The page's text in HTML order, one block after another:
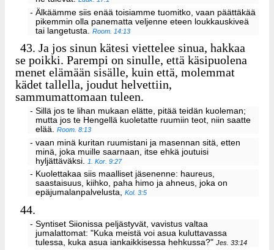
- Älkäämme siis enää toisiamme tuomitko, vaan päättäkää
pikemmin olla panematta veljenne eteen loukkauskiveä
tai langetusta.Room. 14:13
43. Ja jos sinun kätesi viettelee sinua, hakkaa
se poikki. Parempi on sinulle, että käsipuolena
menet elämään sisälle, kuin että, molemmat
kädet tallella, joudut helvettiin,
sammumattomaan tuleen.
- Sillä jos te lihan mukaan elätte, pitää teidän kuoleman;
mutta jos te Hengellä kuoletatte ruumiin teot, niin saatte
elää.Room. 8:13
- vaan minä kuritan ruumistani ja masennan sitä, etten
minä, joka muille saarnaan, itse ehkä joutuisi
hyljättäväksi.
1. Kor. 9:27
- Kuolettakaa siis maalliset jäsenenne: haureus,
saastaisuus, kiihko, paha himo ja ahneus, joka on
epäjumalanpalvelusta,Kol. 3:5
44.
- Syntiset Siionissa peljästyvät, vavistus valtaa
jumalattomat: "Kuka meistä voi asua kuluttavassa
tulessa, kuka asua iankaikkisessa hehkussa?"Jes. 33:14